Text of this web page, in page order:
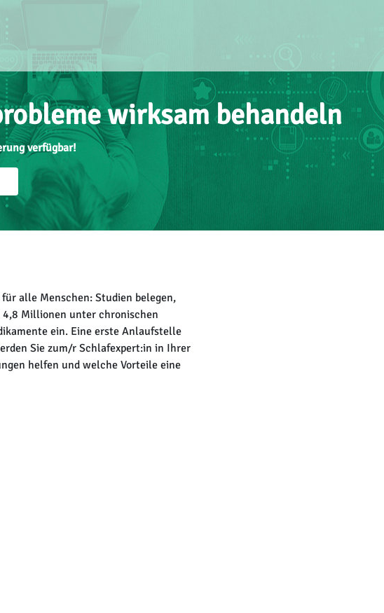
wirksam behandeln
verfügbar!
alle Menschen: Studien belegen,
Millionen unter chronischen
ein. Eine erste Anlaufstelle
Sie zum/r Schlafexpert:in in Ihrer
helfen und welche Vorteile eine